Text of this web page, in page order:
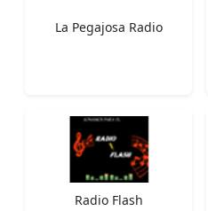
La Pegajosa Radio
Radio Flash